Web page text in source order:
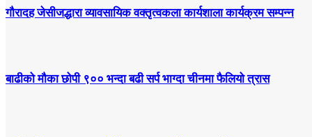
गौरादह जेसीजद्धारा व्यावसायिक वक्तृत्वकला कार्यशाला कार्यक्रम सम्पन्न
बाढीको मौका छोपी ९०० भन्दा बढी सर्प भाग्दा चीनमा फैलियो त्रास